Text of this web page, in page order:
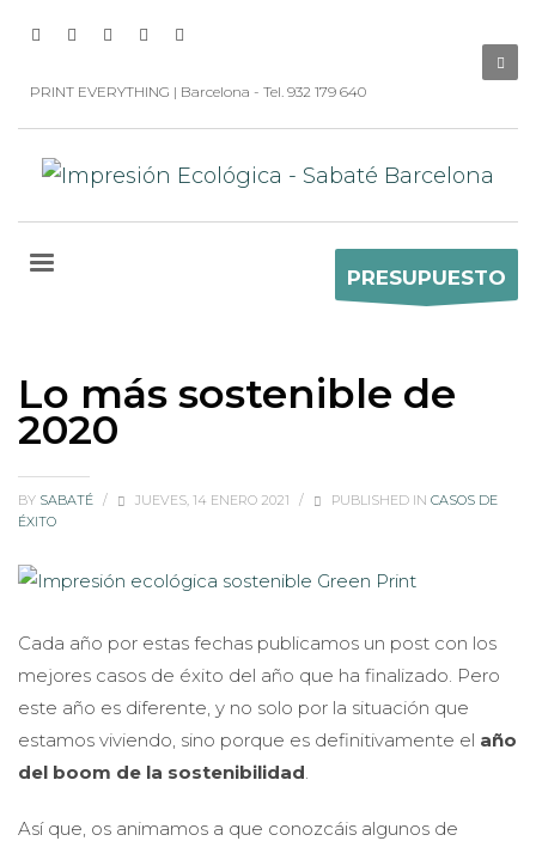
PRINT EVERYTHING | Barcelona - Tel. 932 179 640
PRESUPUESTO
Lo más sostenible de
2020
BY SABATÉ / JUEVES, 14 ENERO 2021 / PUBLISHED IN CASOS DE
ÉXITO
Cada año por estas fechas publicamos un post con los
mejores casos de éxito del año que ha finalizado. Pero
este año es diferente, y no solo por la situación que
estamos viviendo, sino porque es definitivamente el año
del boom de la sostenibilidad
Así que, os animamos a que conozcáis algunos de